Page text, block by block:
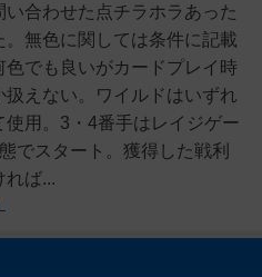
合わせた点チラホラあった
。無色に関しては条件に記載
色でも良いがカードプレイ時
扱えない。ワイルドはいずれ
使用。3・4番手はレイジゲー
でスタート。獲得した戦利
れば...